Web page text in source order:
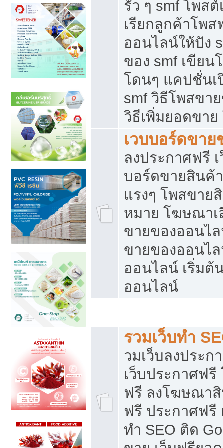
รัว ๆ smf โพส
เรียกลูกค้าโพส
ออนไลน์ให้ปัง
ของ smf เขียน
โดนๆ แคปชั่นเ
smf วิธีโพสขา
วิธีเพิ่มยอดขาย
เวบบอร์ดขา
ลงประกาศฟรี
บอร์ดขายสินค้
แรงๆ โพสขาย
หมาย โฆษณาเ
ขายของออนไ
ขายของออนไ
ออนไลน์ เริ่มต้
ออนไลน์
รวมเว็บทำ
วมเว็บลงประก
เว็บประกาศฟ
ฟรี ลงโฆษณา
ฟรี ประกาศฟรี
ทำ SEO ติด